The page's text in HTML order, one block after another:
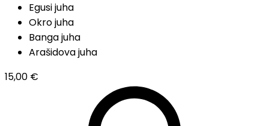
Egusi juha
Okro juha
Banga juha
Arašidova juha
15,00 €